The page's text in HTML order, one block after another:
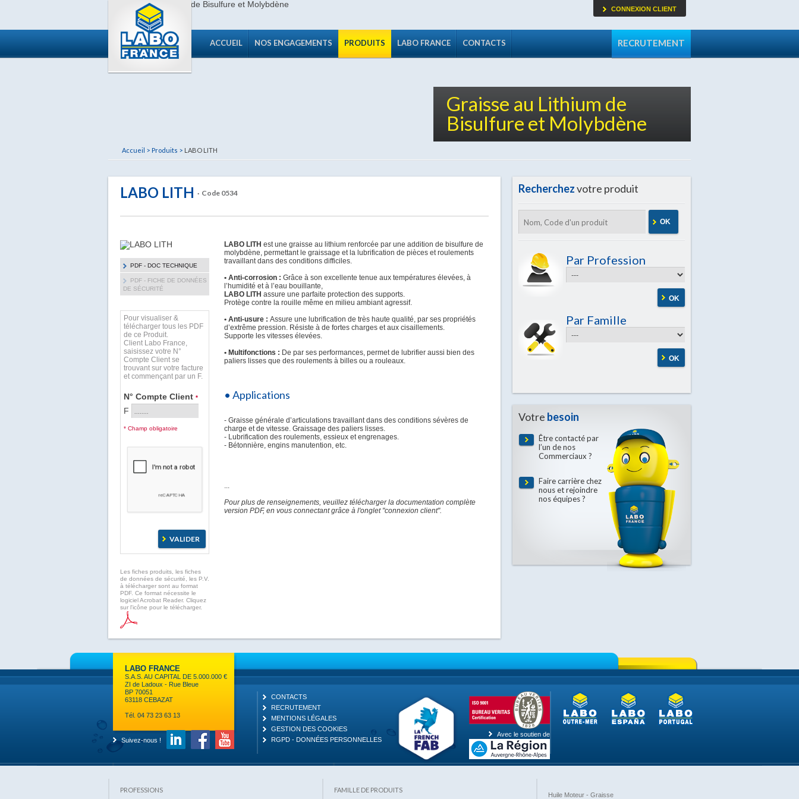
RECRUTEMENT
ACCUEIL NOS ENGAGEMENTS PRODUITS LABO FRANCE CONTACTS
CONNEXION CLIENT
Graisse au Lithium de
Bisulfure et Molybdène
Accueil > Produits > LABO LITH
LABO LITH · Code 0534
PDF - DOC TECHNIQUE
PDF - FICHE DE DONNÉES
DE SÉCURITÉ
Pour visualiser &
télécharger tous les PDF
de ce Produit.
Client Labo France,
saisissez votre N°
Compte Client se
trouvant sur votre facture
et commençant par un F.
N° Compte Client *
F
* Champ obligatoire
Les fiches produits, les fiches
de données de sécurité, les P.V.
à télécharger sont au format
PDF. Ce format nécessite le
logiciel Acrobat Reader. Cliquez
sur l'icône pour le télécharger.
LABO LITH est une graisse au lithium renforcée par une addition de bisulfure de
molybdène, permettant le graissage et la lubrification de pièces et roulements
travaillant dans des conditions difficiles.
• Anti-corrosion : Grâce à son excellente tenue aux températures élevées, à
l’humidité et à l’eau bouillante,
LABO LITH assure une parfaite protection des supports.
Protège contre la rouille même en milieu ambiant agressif.
• Anti-usure : Assure une lubrification de très haute qualité, par ses propriétés
d’extrême pression. Résiste à de fortes charges et aux cisaillements.
Supporte les vitesses élevées.
• Multifonctions : De par ses performances, permet de lubrifier aussi bien des
paliers lisses que des roulements à billes ou a rouleaux.
• Applications
- Graisse générale d’articulations travaillant dans des conditions sévères de
charge et de vitesse. Graissage des paliers lisses.
- Lubrification des roulements, essieux et engrenages.
- Bétonnière, engins manutention, etc.
...
Pour plus de renseignements, veuillez télécharger la documentation complète
version PDF, en vous connectant grâce à l'onglet "connexion client".
Recherchezvotre produit
OK
Par Profession
OK
Par Famille
OK
Votre besoin
Être contacté par
l’un de nos
Commerciaux ?
Faire carrière chez
nous et rejoindre
nos équipes ?
LABO FRANCE
S.A.S. AU CAPITAL DE 5.000.000 €
ZI de Ladoux - Rue Bleue
BP 70051
63118 CEBAZAT
Tél. 04 73 23 63 13
Suivez-nous !
CONTACTS
RECRUTEMENT
MENTIONS LÉGALES
GESTION DES COOKIES
RGPD - DONNÉES PERSONNELLES
Avec le soutien de
PROFESSIONS FAMILLE DE PRODUITS
Huile Moteur - Graisse